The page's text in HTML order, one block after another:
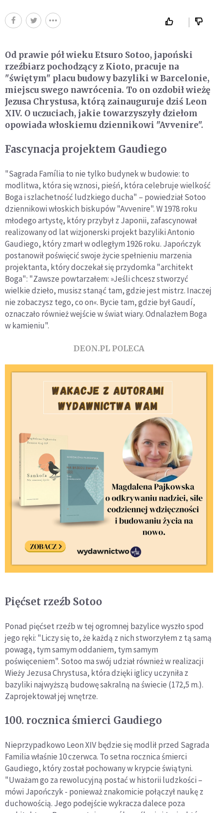
Od prawie pół wieku Etsuro Sotoo, japoński
rzeźbiarz pochodzący z Kioto, pracuje na
"świętym" placu budowy bazyliki w Barcelonie,
miejscu swego nawrócenia. To on ozdobił wieżę
Jezusa Chrystusa, którą zainauguruje dziś Leon
XIV. O uczuciach, jakie towarzyszyły dziełom
opowiada włoskiemu dziennikowi "Avvenire".
Fascynacja projektem Gaudiego
"Sagrada Família to nie tylko budynek w budowie: to
modlitwa, która się wznosi, pieśń, która celebruje wielkość
Boga i szlachetność ludzkiego ducha" – powiedział Sotoo
dziennikowi włoskich biskupów "Avvenire". W 1978 roku
młodego artystę, który przybył z Japonii, zafascynował
realizowany od lat wizjonerski projekt bazyliki Antonio
Gaudiego, który zmarł w odległym 1926 roku. Japończyk
postanowił poświęcić swoje życie spełnieniu marzenia
projektanta, który doczekał się przydomka "architekt
Boga": "Zawsze powtarzałem: »Jeśli chcesz stworzyć
wielkie dzieło, musisz stanąć tam, gdzie jest mistrz. Inaczej
nie zobaczysz tego, co on«. Bycie tam, gdzie był Gaudí,
oznaczało również wejście w świat wiary. Odnalazłem Boga
w kamieniu".
DEON.PL POLECA
Pięćset rzeźb Sotoo
Ponad pięćset rzeźb w tej ogromnej bazylice wyszło spod
jego ręki: "Liczy się to, że każdą z nich stworzyłem z tą samą
powagą, tym samym oddaniem, tym samym
poświęceniem". Sotoo ma swój udział również w realizacji
Wieży Jezusa Chrystusa, która dzięki iglicy uczyniła z
bazyliki najwyższą budowę sakralną na świecie (172,5 m.).
Zaprojektował jej wnętrze.
100. rocznica śmierci Gaudiego
Nieprzypadkowo Leon XIV będzie się modlił przed Sagrada
Familia właśnie 10 czerwca. To setna rocznica śmierci
Gaudiego, który został pochowany w krypcie świątyni.
"Uważam go za rewolucyjną postać w historii ludzkości –
mówi Japończyk - ponieważ znakomicie połączył naukę z
duchowością. Jego podejście wykracza dalece poza